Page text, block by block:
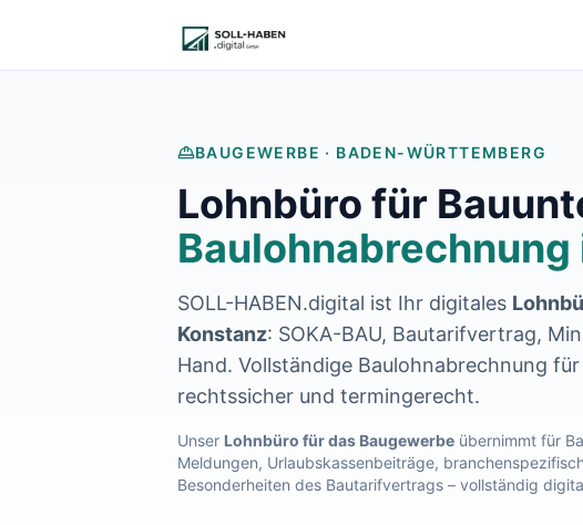
BAUGEWERBE · BADEN-WÜRTTEMBERG
Lohnbüro für
Baulohnabrechnung
SOLL-HABEN.digital ist Ihr digitales
Konstanz: SOKA-BAU, Bautarifvertrag,
Hand. Vollständige Baulohnabrechnung
rechtssicher und termingerecht.
Unser Lohnbüro für das Baugewerbe übernimmt für
Meldungen, Urlaubskassenbeiträge,
Besonderheiten des Bautarifvertrags – vollständig
Finanzbuchhaltung auslagern
E-Rechnung und Peppol
Lohnabrechnung Backnang
Lohnabrechnung Waiblingen
Lohnabrechnung Stuttgart
Lohnabrechnung Heilbronn
Lohnabrechnung Karlsruhe